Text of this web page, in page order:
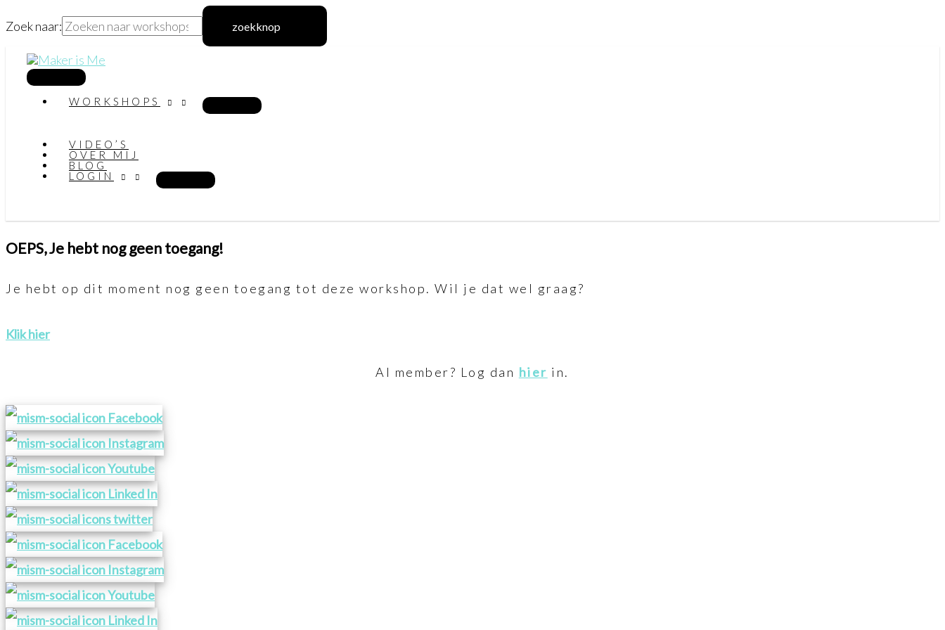
Zoek naar: zoekknop
naar
hoofdmenu
WORKSHOPS
VIDEO’S
OVER MIJ
BLOG
LOGIN
OEPS, Je hebt nog geen toegang!
Je hebt op dit moment nog geen toegang tot deze workshop. Wil je dat wel graag?
Klik hier
Al member? Log dan hier in.